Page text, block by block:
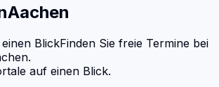
Aachen
BlickFinden Sie freie Termine bei
.
auf einen Blick.